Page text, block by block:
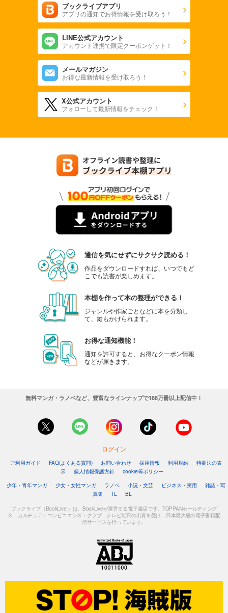
ブックライブアプリ
アプリの通知でお得情報を受け取ろう！
LINE公式アカウント
アカウント連携で限定クーポンゲット！
メールマガジン
お得な最新情報を受け取ろう！
X公式アカウント
フォローして最新情報をチェック！
通信を気にせずにサクサク読める！
作品をダウンロードすれば、いつでもど
こでも読書が楽しめます。
本棚を作って本の整理ができる！
ジャンルや作家ごとなどに本を分類し
て、鍵もかけられます。
お得な通知機能！
通知を許可すると、お得なクーポン情報
などが届きます。
無料マンガ・ラノベなど、豊富なラインナップで188万冊以上配信中！
ログイン
ご利用ガイド FAQ(よくある質問) お問い合わせ 採用情報 利用規約
特商法の表
示
個人情報保護方針
cookie等ポリシー
少年・青年マンガ
少女・女性マンガ ラノベ 小説・文芸 ビジネス・実用
雑誌・写
真集
TL BL
ブックライブ（BookLive!）は、BookLiveが運営する電子書店です。TOPPANホールディング
ス、カルチュア・コンビニエンス・クラブ、テレビ朝日の出資を受け、日本最大級の電子書籍配
信サービスを行っています。